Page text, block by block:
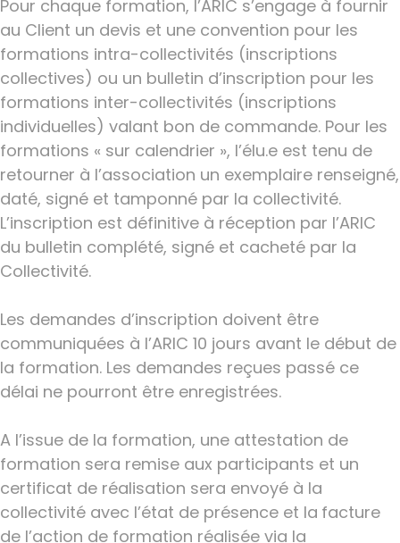
Pour chaque formation, l’ARIC s’engage à fournir
au Client un devis et une convention pour les
formations intra-collectivités (inscriptions
collectives) ou un bulletin d’inscription pour les
formations inter-collectivités (inscriptions
individuelles) valant bon de commande. Pour les
formations « sur calendrier », l’élu.e est tenu de
retourner à l’association un exemplaire renseigné,
daté, signé et tamponné par la collectivité.
L’inscription est définitive à réception par l’ARIC
du bulletin complété, signé et cacheté par la
Collectivité.
Les demandes d’inscription doivent être
communiquées à l’ARIC 10 jours avant le début de
la formation. Les demandes reçues passé ce
délai ne pourront être enregistrées.
A l’issue de la formation, une attestation de
formation sera remise aux participants et un
certificat de réalisation sera envoyé à la
collectivité avec l’état de présence et la facture
de l’action de formation réalisée via la